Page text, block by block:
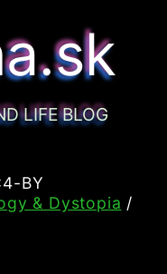
LIFE BLOG
BY
& Dystopia /